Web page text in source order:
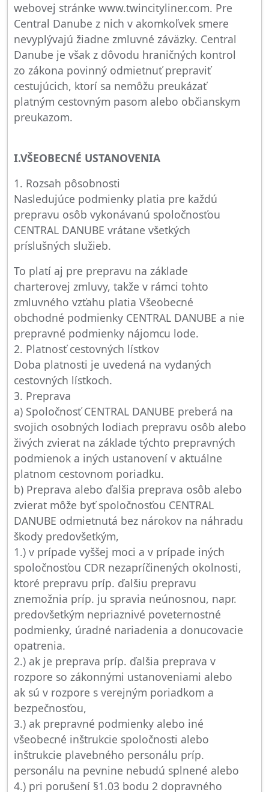
webovej stránke www.twincityliner.com. Pre
Central Danube z nich v akomkoľvek smere
nevyplývajú žiadne zmluvné záväzky. Central
Danube je však z dôvodu hraničných kontrol
zo zákona povinný odmietnuť prepraviť
cestujúcich, ktorí sa nemôžu preukázať
platným cestovným pasom alebo občianskym
preukazom.
I.VŠEOBECNÉ USTANOVENIA
1. Rozsah pôsobnosti
Nasledujúce podmienky platia pre každú
prepravu osôb vykonávanú spoločnosťou
CENTRAL DANUBE vrátane všetkých
príslušných služieb.
To platí aj pre prepravu na základe
charterovej zmluvy, takže v rámci tohto
zmluvného vzťahu platia Všeobecné
obchodné podmienky CENTRAL DANUBE a nie
prepravné podmienky nájomcu lode.
2. Platnosť cestovných lístkov
Doba platnosti je uvedená na vydaných
cestovných lístkoch.
3. Preprava
a) Spoločnosť CENTRAL DANUBE preberá na
svojich osobných lodiach prepravu osôb alebo
živých zvierat na základe týchto prepravných
podmienok a iných ustanovení v aktuálne
platnom cestovnom poriadku.
b) Preprava alebo ďalšia preprava osôb alebo
zvierat môže byť spoločnosťou CENTRAL
DANUBE odmietnutá bez nárokov na náhradu
škody predovšetkým,
1.) v prípade vyššej moci a v prípade iných
spoločnosťou CDR nezapríčinených okolnosti,
ktoré prepravu príp. ďalšiu prepravu
znemožnia príp. ju spravia neúnosnou, napr.
predovšetkým nepriaznivé poveternostné
podmienky, úradné nariadenia a donucovacie
opatrenia.
2.) ak je preprava príp. ďalšia preprava v
rozpore so zákonnými ustanoveniami alebo
ak sú v rozpore s verejným poriadkom a
bezpečnosťou,
3.) ak prepravné podmienky alebo iné
všeobecné inštrukcie spoločnosti alebo
inštrukcie plavebného personálu príp.
personálu na pevnine nebudú splnené alebo
4.) pri porušení §1.03 bodu 2 dopravného